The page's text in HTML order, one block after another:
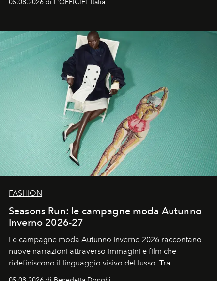
un’impronta indelebile nella storia della moda.
05.08.2026 di L'OFFICIEL Italia
FASHION
Seasons Run: le campagne moda Autunno
Inverno 2026-27
Le campagne moda Autunno Inverno 2026 raccontano
nuove narrazioni attraverso immagini e film che
ridefiniscono il linguaggio visivo del lusso. Tra
protagonisti del cinema, volti della cultura